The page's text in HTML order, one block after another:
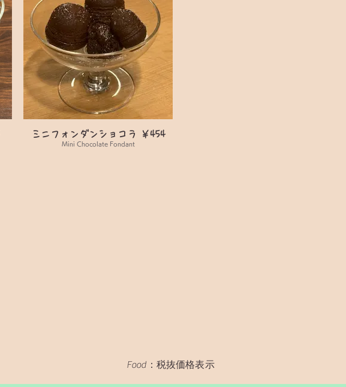
ミニフォンダンショコラ ￥454
Mini Chocolate Fondant
Food：税抜価格表示